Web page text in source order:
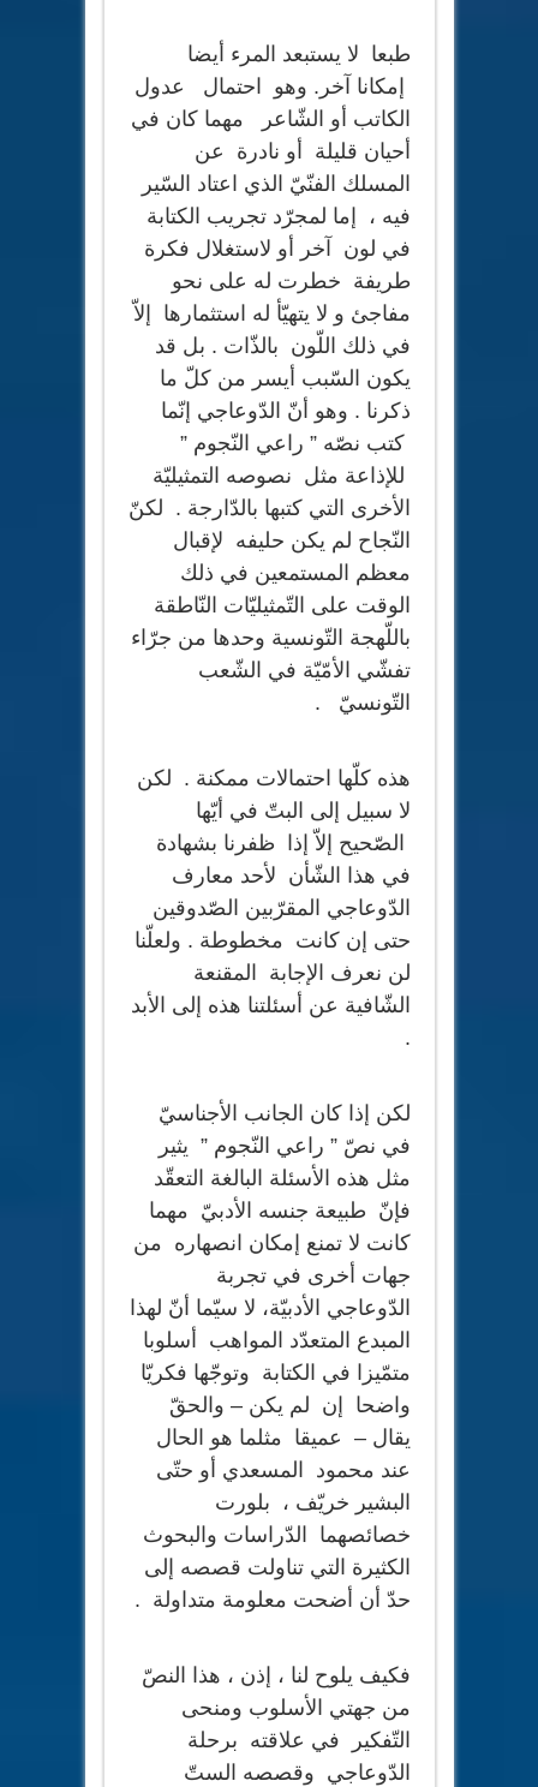
طبعا لا يستبعد المرء أيضا
إمكانا آخر. وهو احتمال عدول
الكاتب أو الشّاعر مهما كان في
أحيان قليلة أو نادرة عن
المسلك الفنّيّ الذي اعتاد السّير
فيه ، إما لمجرّد تجريب الكتابة
في لون آخر أو لاستغلال فكرة
طريفة خطرت له على نحو
مفاجئ و لا يتهيّأ له استثمارها إلاّ
في ذلك اللّون بالذّات . بل قد
يكون السّبب أيسر من كلّ ما
ذكرنا . وهو أنّ الدّوعاجي إنّما
كتب نصّه ” راعي النّجوم ”
للإذاعة مثل نصوصه التمثيليّة
الأخرى التي كتبها بالدّارجة . لكنّ
النّجاح لم يكن حليفه لإقبال
معظم المستمعين في ذلك
الوقت على التّمثيليّات النّاطقة
باللّهجة التّونسية وحدها من جرّاء
تفشّي الأمّيّة في الشّعب
التّونسيّ .
هذه كلّها احتمالات ممكنة . لكن
لا سبيل إلى البتّ في أيّها
الصّحيح إلاّ إذا ظفرنا بشهادة
في هذا الشّأن لأحد معارف
الدّوعاجي المقرّبين الصّدوقين
حتى إن كانت مخطوطة . ولعلّنا
لن نعرف الإجابة المقنعة
الشّافية عن أسئلتنا هذه إلى الأبد
.
لكن إذا كان الجانب الأجناسيّ
في نصّ ” راعي النّجوم ” يثير
مثل هذه الأسئلة البالغة التعقّد
فإنّ طبيعة جنسه الأدبيّ مهما
كانت لا تمنع إمكان انصهاره من
جهات أخرى في تجربة
الدّوعاجي الأدبيّة، لا سيّما أنّ لهذا
المبدع المتعدّد المواهب أسلوبا
متمّيزا في الكتابة وتوجّها فكريّا
واضحا إن لم يكن – والحقّ
يقال – عميقا مثلما هو الحال
عند محمود المسعدي أو حتّى
البشير خريّف ، بلورت
خصائصهما الدّراسات والبحوث
الكثيرة التي تناولت قصصه إلى
حدّ أن أضحت معلومة متداولة .
فكيف يلوح لنا ، إذن ، هذا النصّ
من جهتي الأسلوب ومنحى
التّفكير في علاقته برحلة
الدّوعاجي وقصصه الستّ